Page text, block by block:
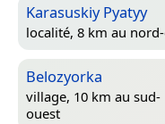
Karasuskiy Pyatyy
localité, 8 km au
Belozyorka
village, 10 km au sud-
ouest